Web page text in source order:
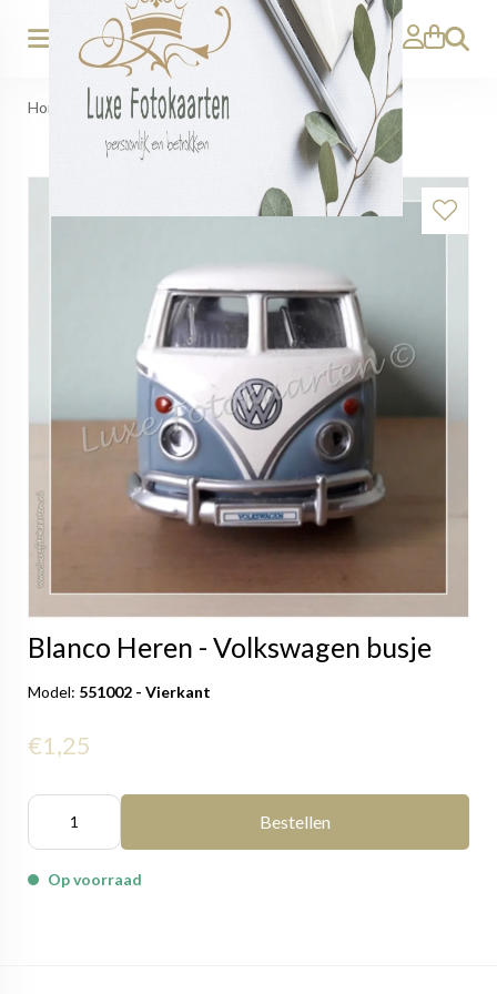
Zoeken
Home Blanco Heren - Volkswagen busje
Blanco Heren - Volkswagen busje
Model: 551002 - Vierkant
€1,25
Bestellen
Op voorraad